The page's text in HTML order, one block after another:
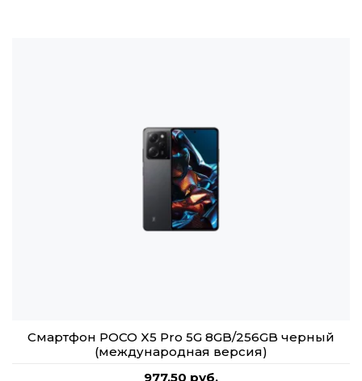
Смартфон POCO X5 Pro 5G 8GB/256GB черный
(международная версия)
977,50 руб.